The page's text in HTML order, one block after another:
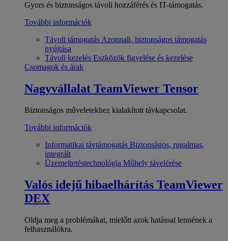
Gyors és biztonságos távoli hozzáférés és IT-támogatás.
További információk
Távoli támogatás Azonnali, biztonságos támogatás
nyújtása
Távoli kezelés Eszközök figyelése és kezelése
Csomagok és árak
Nagyvállalat TeamViewer Tensor
Biztonságos műveletekhez kialakított távkapcsolat.
További információk
Informatikai távtámogatás Biztonságos, rugalmas,
integrált
Üzemeltetéstechnológia Műhely távelérése
Valós idejű hibaelhárítás TeamViewer
DEX
Oldja meg a problémákat, mielőtt azok hatással lennének a
felhasználókra.